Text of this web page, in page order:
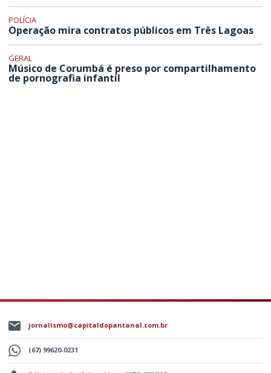
POLÍCIA
Operação mira contratos públicos em Três Lagoas
GERAL
Músico de Corumbá é preso por compartilhamento
de pornografia infantil
jornalismo@capitaldopantanal.com.br
(67) 99620-0231